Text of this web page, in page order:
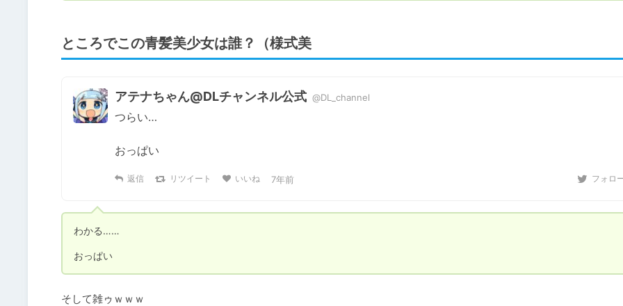
ところでこの青髪美少女は誰？（様式美
アテナちゃん@DLチャンネル公式 @DL_channel
つらい…
おっぱい
返信 リツイート いいね 7年前 フォロ
わかる……
おっぱい
そして雑ゥｗｗｗ